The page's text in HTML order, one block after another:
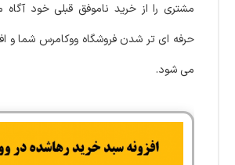
مشتری را از خرید ناموفق قبلی خود
حرفه ای تر شدن فروشگاه ووکامرس شما و
می شود.